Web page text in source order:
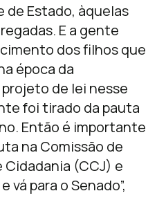
de Estado, àquelas
E a gente
dos filhos que
época da
de lei nesse
foi tirado da pauta
Então é importante
na Comissão de
(CCJ) e
vá para o Senado”,